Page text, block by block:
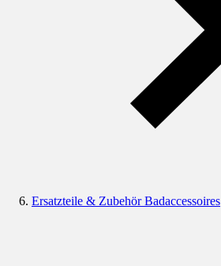
Ersatzteile & Zubehör Badaccessoires